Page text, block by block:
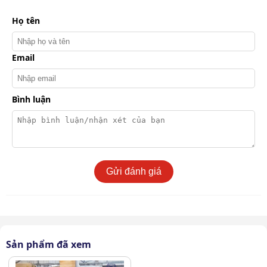
Phanh chân siêu an toàn
Họ tên
Email
Bình luận
Gửi đánh giá
Sản phẩm đã xem